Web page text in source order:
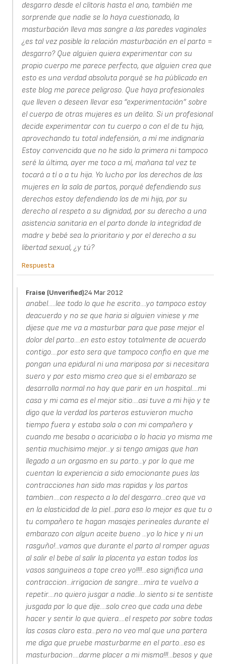
desgarro desde el clítoris hasta el ano, también me
sorprende que nadie se lo haya cuestionado, la
masturbación lleva mas sangre a las paredes vaginales
¿es tal vez posible la relación masturbación en el parto =
desgarro? Que alguien quiera experimentar con su
propio cuerpo me parece perfecto, que alguien crea que
esto es una verdad absoluta porqué se ha públicado en
este blog me parece peligroso. Que haya profesionales
que lleven o deseen llevar esa “experimentación” sobre
el cuerpo de otras mujeres es un delito. Si un profesional
decide experimentar con tu cuerpo o con el de tu hija,
aprovechando tu total indefensión, a mí me indignaría
Estoy convencida que no he sido la primera ni tampoco
seré la última, ayer me toco a mí, mañana tal vez te
tocará a tí o a tu hija. Yo lucho por los derechos de las
mujeres en la sala de partos, porqué defendiendo sus
derechos estoy defendiendo los de mi hija, por su
derecho al respeto a su dignidad, por su derecho a una
asistencia sanitaria en el parto donde la integridad de
madre y bebé sea lo prioritario y por el derecho a su
libertad sexual, ¿y tú?
Respuesta
Fraise (unverified)24 Mar 2012
anabel.....lee todo lo que he escrito....yo tampoco estoy
deacuerdo y no se que haria si alguien viniese y me
dijese que me va a masturbar para que pase mejor el
dolor del parto....en esto estoy totalmente de acuerdo
contigo....por esto sera que tampoco confio en que me
pongan una epidural ni una mariposa por si necesitara
suero y por esto mismo creo que si el embarazo se
desarrolla normal no hay que parir en un hospital....mi
casa y mi cama es el mejor sitio....asi tuve a mi hijo y te
digo que la verdad los parteros estuvieron mucho
tiempo fuera y estaba sola o con mi compañero y
cuando me besaba o acariciaba o lo hacia yo misma me
sentia muchisimo mejor...y si tengo amigas que han
llegado a un orgasmo en su parto...y por lo que me
cuentan la experiencia a sido emocionante pues las
contracciones han sido mas rapidas y los partos
tambien....con respecto a lo del desgarro...creo que va
en la elasticidad de la piel...para eso lo mejor es que tu o
tu compañero te hagan masajes perineales durante el
embarazo con algun aceite bueno ...yo lo hice y ni un
rasguño!...vamos que durante el parto al romper aguas
al salir el bebe al salir la placenta ya estan todos los
vasos sanguineos a tope creo yo!!!!...eso significa una
contraccion...irrigacion de sangre....mira te vuelvo a
repetir....no quiero jusgar a nadie...lo siento si te sentiste
jusgada por lo que dije....solo creo que cada una debe
hacer y sentir lo que quiera....el respeto por sobre todas
las cosas claro esta...pero no veo mal que una partera
me diga que pruebe masturbarme en el parto...eso es
masturbacion....darme placer a mi misma!!!...besos y que